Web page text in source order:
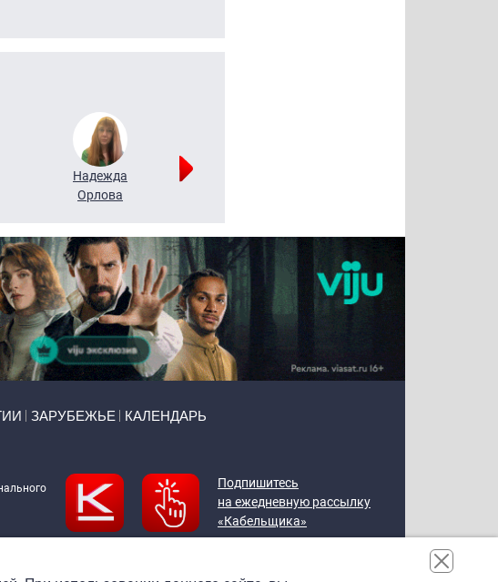
Надежда
Орлова
ЗАРУБЕЖЬЕ КАЛЕНДАРЬ
Подпишитесь
на ежедневную рассылку
«Кабельщика»